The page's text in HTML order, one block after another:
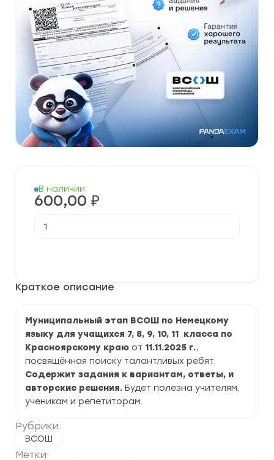
Краткое описание
Муниципальный этап ВСОШ по Немецкому
языку для учащихся 7, 8, 9, 10, 11 класса по
Красноярскому краю от 11.11.2025 г.,
посвящённая поиску талантливых ребят.
Содержит задания к вариантам, ответы, и
авторские решения. Будет полезна учителям,
ученикам и репетиторам.
Рубрики:
ВСОШ
Метки:
В наличии
600,00 ₽
товара
Немецкому
2026
г.
по
Красноярскому